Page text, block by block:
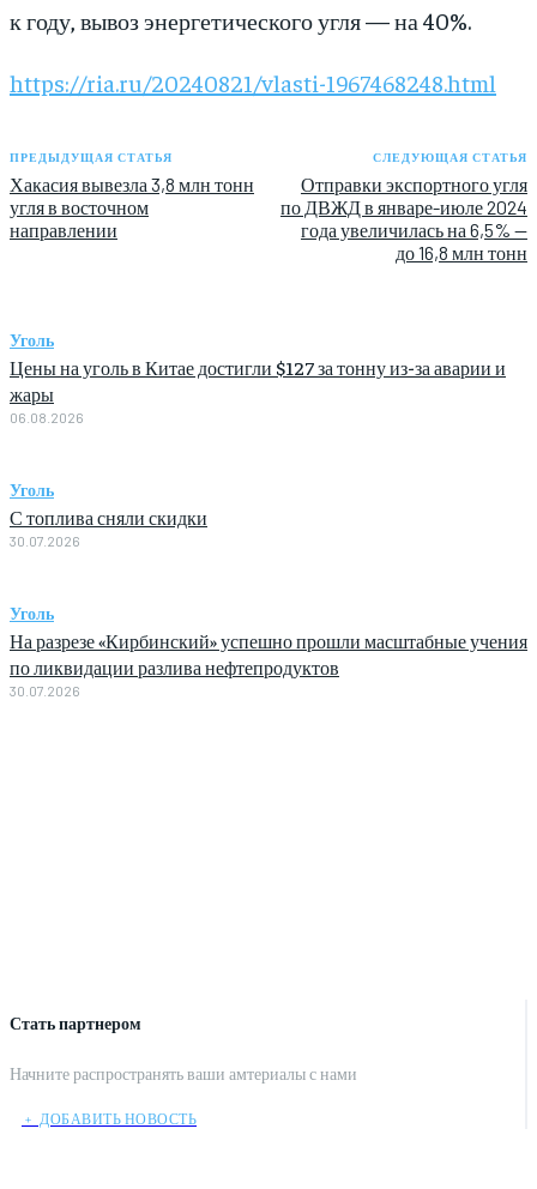
Стать партнером
Начните распространять ваши амтериалы с нами
﹢ ДОБАВИТЬ НОВОСТЬ
к году, вывоз энергетического угля — на 40%.
https://ria.ru/20240821/vlasti-1967468248.html
ПРЕДЫДУЩАЯ СТАТЬЯ
Хакасия вывезла 3,8 млн тонн
угля в восточном
направлении
СЛЕДУЮЩАЯ СТАТЬЯ
Отправки экспортного угля
по ДВЖД в январе-июле 2024
года увеличилась на 6,5% —
до 16,8 млн тонн
Уголь
Цены на уголь в Китае достигли $127 за тонну из-за аварии и
жары
06.08.2026
Уголь
С топлива сняли скидки
30.07.2026
Уголь
На разрезе «Кирбинский» успешно прошли масштабные учения
по ликвидации разлива нефтепродуктов
30.07.2026